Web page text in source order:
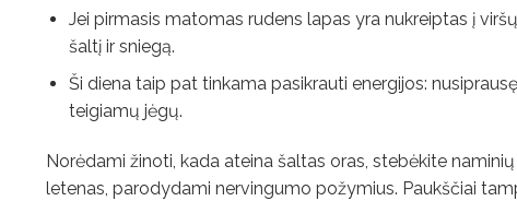
Jei pirmasis matomas rudens lapas yra nukreiptas į
šaltį ir sniegą.
Ši diena taip pat tinkama pasikrauti energijos:
teigiamų jėgų.
Norėdami žinoti, kada ateina šaltas oras, stebėkite
letenas, parodydami nervingumo požymius. Paukščiai